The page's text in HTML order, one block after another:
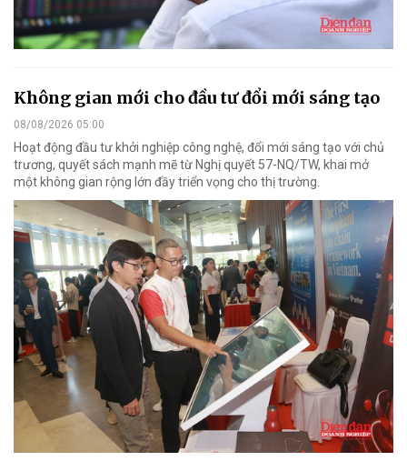
Không gian mới cho đầu tư đổi mới sáng tạo
08/08/2026 05:00
Hoạt động đầu tư khởi nghiệp công nghệ, đổi mới sáng tạo với chủ
trương, quyết sách mạnh mẽ từ Nghị quyết 57-NQ/TW, khai mở
một không gian rộng lớn đầy triển vọng cho thị trường.